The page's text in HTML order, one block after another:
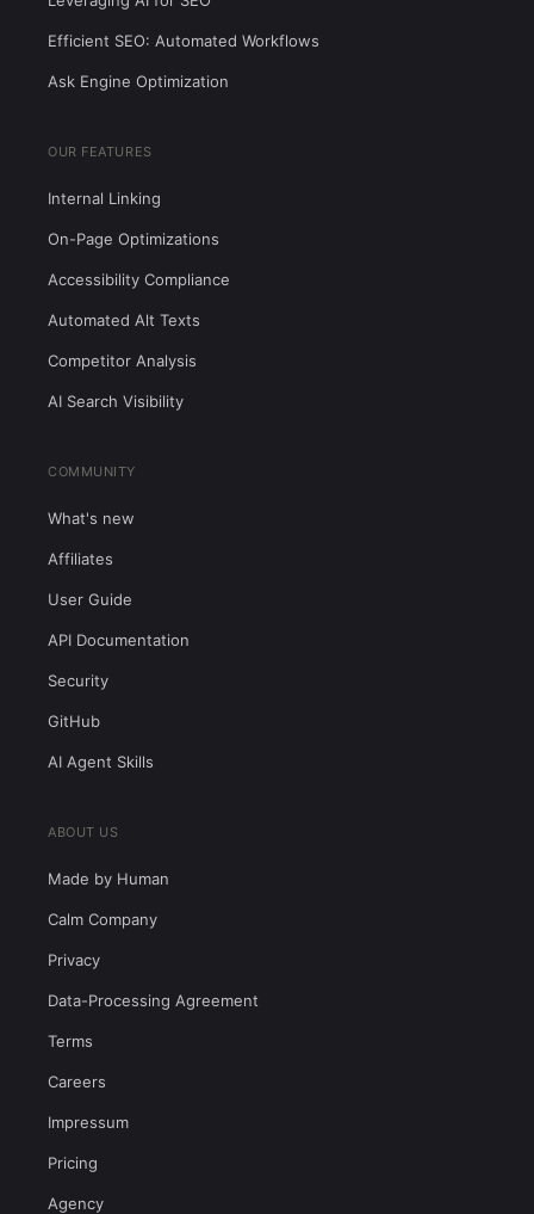
Efficient SEO: Automated Workflows
Ask Engine Optimization
OUR FEATURES
Internal Linking
On-Page Optimizations
Accessibility Compliance
Automated Alt Texts
Competitor Analysis
AI Search Visibility
COMMUNITY
What's new
Affiliates
User Guide
API Documentation
Security
GitHub
AI Agent Skills
ABOUT US
Made by Human
Calm Company
Privacy
Data-Processing Agreement
Terms
Careers
Impressum
Pricing
Agency